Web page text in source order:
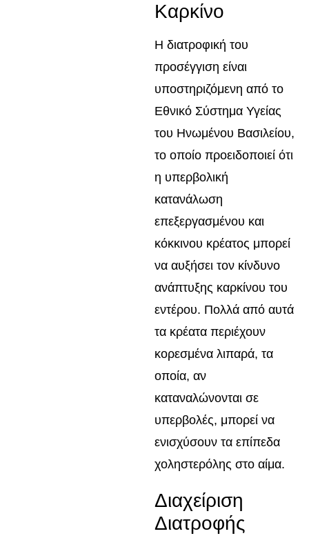
Καρκίνο
Η διατροφική του
προσέγγιση είναι
υποστηριζόμενη από το
Εθνικό Σύστημα Υγείας
του Ηνωμένου Βασιλείου,
το οποίο προειδοποιεί ότι
η υπερβολική
κατανάλωση
επεξεργασμένου και
κόκκινου κρέατος μπορεί
να αυξήσει τον κίνδυνο
ανάπτυξης καρκίνου του
εντέρου. Πολλά από αυτά
τα κρέατα περιέχουν
κορεσμένα λιπαρά, τα
οποία, αν
καταναλώνονται σε
υπερβολές, μπορεί να
ενισχύσουν τα επίπεδα
χοληστερόλης στο αίμα.
Διαχείριση
Διατροφής